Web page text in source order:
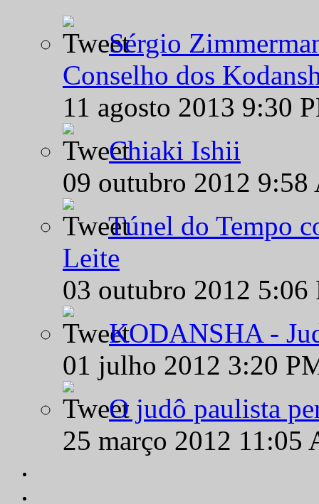
Sérgio
Conselho dos
11 agosto 2013 9:30
Chiaki Ishii
09 outubro 2012
Túnel do Tempo
Leite
03 outubro 2012
KODANSHA -
01 julho 2012 3:20
O judô paulista
25 março 2012